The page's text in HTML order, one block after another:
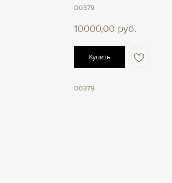
00379
10000,00 руб.
Купить
00379